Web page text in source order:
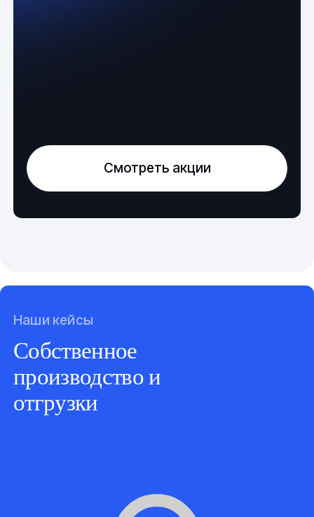
Смотреть акции
Наши кейсы
Собственное
производство и
отгрузки